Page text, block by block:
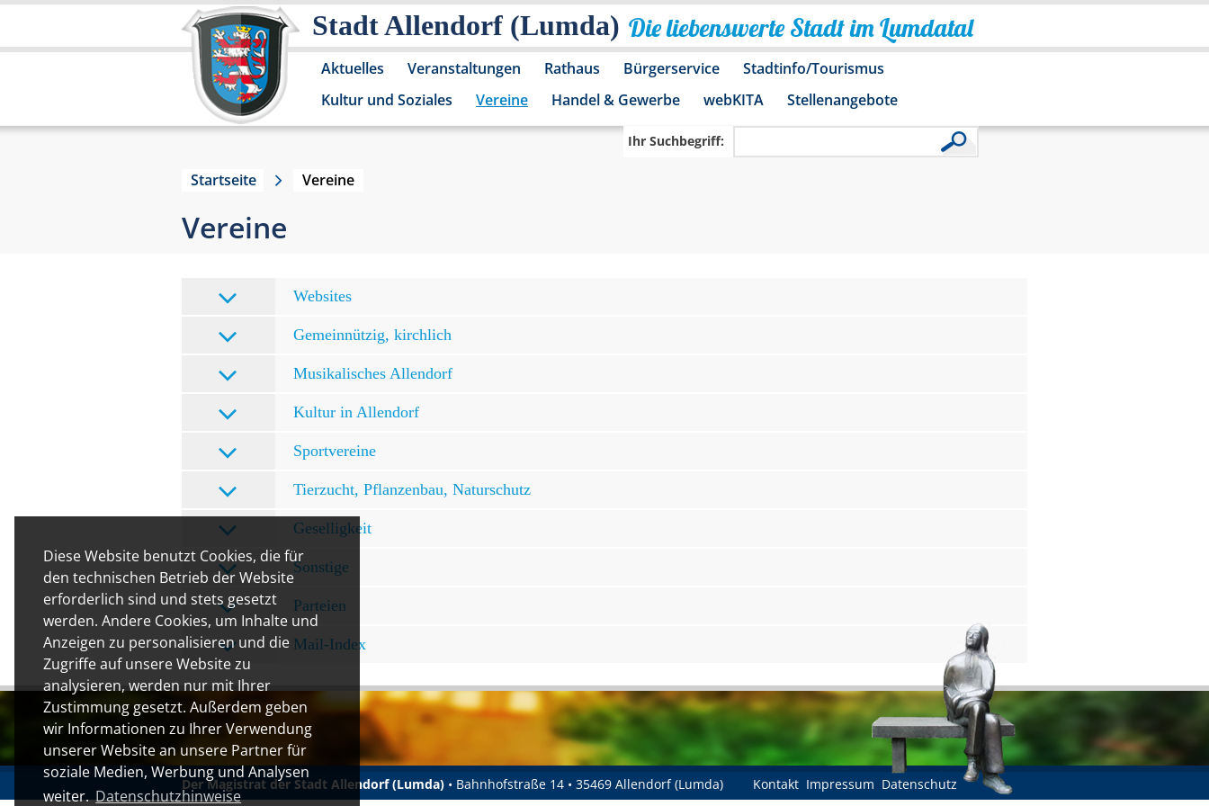
Diese Website benutzt Cookies, die für
den technischen Betrieb der Website
erforderlich sind und stets gesetzt
werden. Andere Cookies, um Inhalte und
Anzeigen zu personalisieren und die
Zugriffe auf unsere Website zu
analysieren, werden nur mit Ihrer
Zustimmung gesetzt. Außerdem geben
wir Informationen zu Ihrer Verwendung
unserer Website an unsere Partner für
soziale Medien, Werbung und Analysen
weiter.Datenschutzhinweise
Stadt Allendorf (Lumda) Die liebenswerte Stadt im Lumdatal
Aktuelles Veranstaltungen Rathaus Bürgerservice
Stadtinfo/Tourismus
Kultur und Soziales
Vereine Handel & Gewerbe webKITA Stellenangebote
Ihr Suchbegriff:
Startseite Vereine
Vereine
Websites
Gemeinnützig, kirchlich
Musikalisches Allendorf
Kultur in Allendorf
Sportvereine
Tierzucht, Pflanzenbau, Naturschutz
Geselligkeit
Sonstige
Parteien
Mail-Index
Der Magistrat der Stadt Allendorf (Lumda) • Bahnhofstraße 14 • 35469 Allendorf (Lumda) Kontakt Impressum Datenschutz